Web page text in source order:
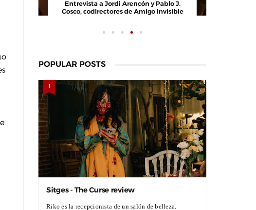
Entrevista a Jordi Arencón y Pablo J.
Cosco, codirectores de Amigo Invisible
POPULAR POSTS
Sitges - The Curse review
Riko es la recepcionista de un salón de belleza.